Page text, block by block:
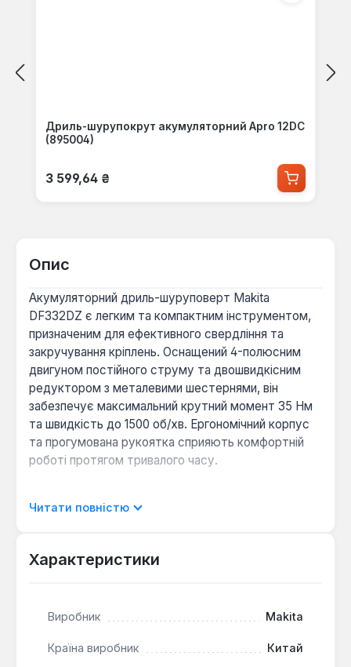
Дриль-шурупокрут акумуляторний Apro 12DC
(895004)
Звичайна ціна:
3 599,64 ₴
Опис
Акумуляторний дриль-шуруповерт Makita
DF332DZ є легким та компактним інструментом,
призначеним для ефективного свердління та
закручування кріплень. Оснащений 4-полюсним
двигуном постійного струму та двошвидкісним
редуктором з металевими шестернями, він
забезпечує максимальний крутний момент 35 Нм
та швидкість до 1500 об/хв. Ергономічний корпус
та прогумована рукоятка сприяють комфортній
роботі протягом тривалого часу.
Універсальність застосування:
для широкого спектру завдань. Діаметр
Точне керування:
Електронне регулювання
натискання на курок вимикача, дозволяючи
Читати повністю
Характеристики
Виробник Makita
Країна виробник Китай